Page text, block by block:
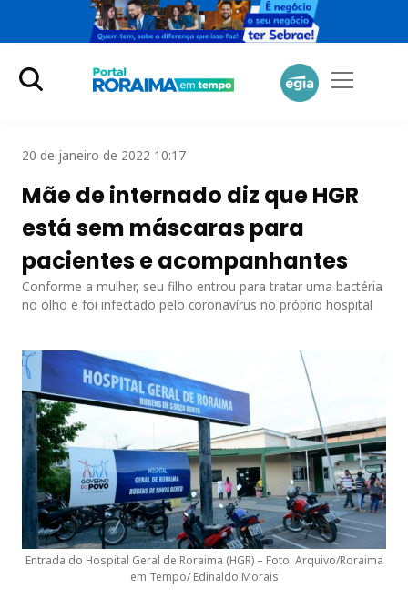
20 de janeiro de 2022 10:17
Mãe de internado diz que HGR
está sem máscaras para
pacientes e acompanhantes
Conforme a mulher, seu filho entrou para tratar uma bactéria
no olho e foi infectado pelo coronavírus no próprio hospital
Entrada do Hospital Geral de Roraima (HGR) – Foto: Arquivo/Roraima
em Tempo/ Edinaldo Morais